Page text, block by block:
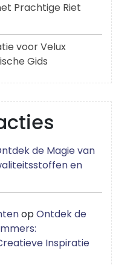
Prachtige Riet
voor Velux
Gids
de Magie van
en
opOntdek de
Inspiratie